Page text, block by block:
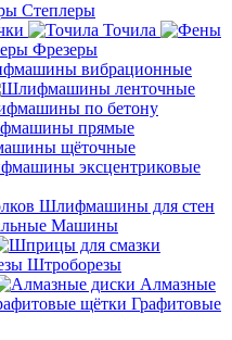
Степлеры
Точила
Фрезеры
Шлифмашины для стен
Машины
Штроборезы
Алмазные
Графитовые